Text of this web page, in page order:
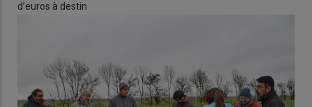
d’euros à destin